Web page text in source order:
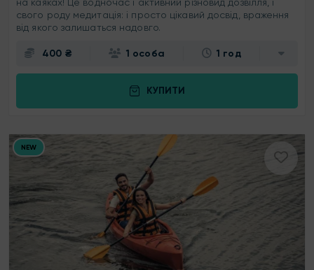
свого роду медитація: і просто цікавий досвід, враження
від якого залишаться надовго.
400 ₴ 1 особа 1 год
КУПИТИ
NEW